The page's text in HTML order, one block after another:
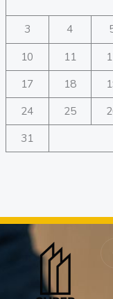
3
4
10
11
17
18
24
25
31